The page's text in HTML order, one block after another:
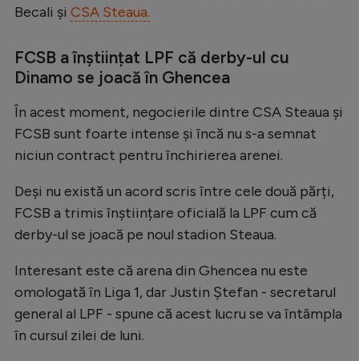
Stranieri
Tenis
Handbal
Natație
Formula 1
Gimnastică
Auto
Rugby
Ciclism
Becali și CSA Steaua.
FCSB a înștiințat LPF că derby-ul cu
Dinamo se joacă în Ghencea
În acest moment, negocierile dintre CSA Steaua și
FCSB sunt foarte intense și încă nu s-a semnat
niciun contract pentru închirierea arenei.
Deși nu există un acord scris între cele două părți,
FCSB a trimis înștiințare oficială la LPF cum că
derby-ul se joacă pe noul stadion Steaua.
Interesant este că arena din Ghencea nu este
omologată în Liga 1, dar Justin Ștefan - secretarul
general al LPF - spune că acest lucru se va întâmpla
în cursul zilei de luni.